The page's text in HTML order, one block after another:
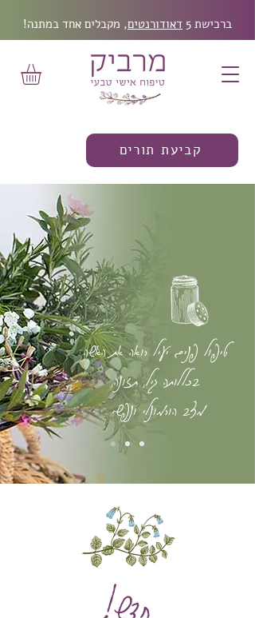
ברכישת 5 דאודורנטים, מקבלים אחד במתנה!
קביעת תורים
טיפול פנים יעיל רואה את האשה
בכללותה גיל, תזונה,
מצב הורמונלי ונפשי
חדש!